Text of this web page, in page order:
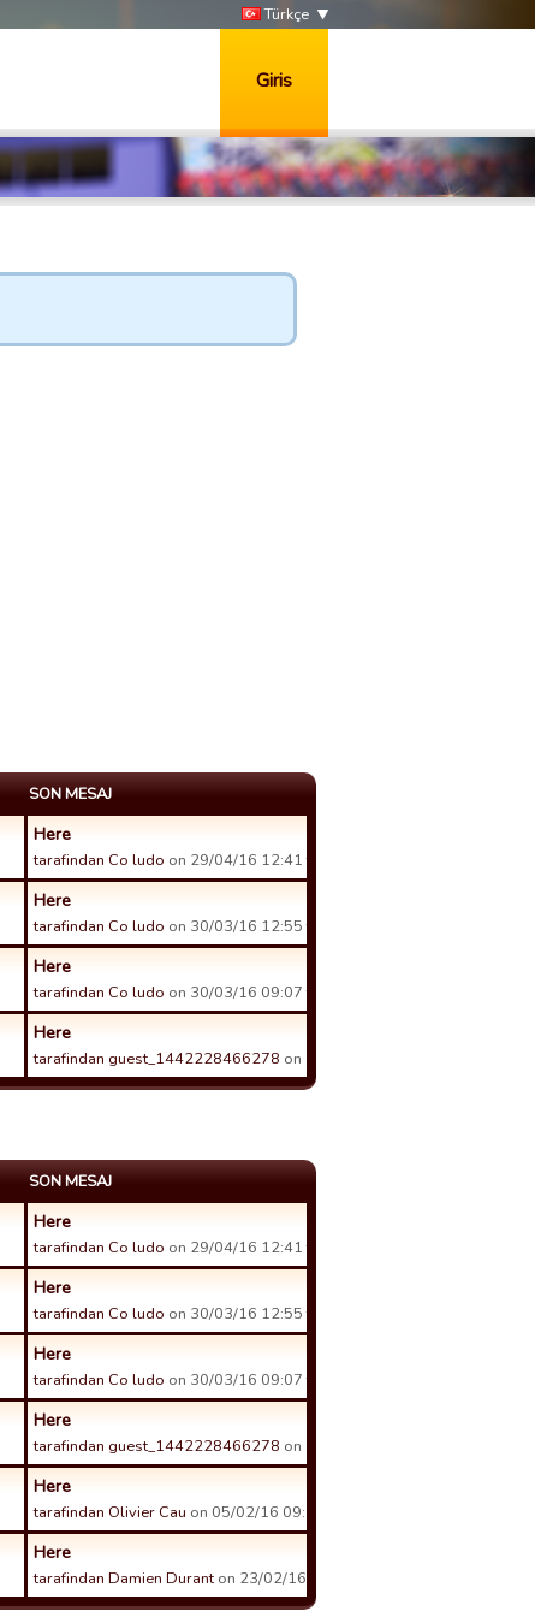
Türkçe
Giris
SON MESAJ
Here
tarafindan Co ludo on 29/04/16 12:41 tarihinde.
Here
tarafindan Co ludo on 30/03/16 12:55 tarihinde.
Here
tarafindan Co ludo on 30/03/16 09:07 tarihinde.
Here
tarafindan guest_1442228466278 on 15/03/16 21:00 tarihinde.
SON MESAJ
Here
tarafindan Co ludo on 29/04/16 12:41 tarihinde.
Here
tarafindan Co ludo on 30/03/16 12:55 tarihinde.
Here
tarafindan Co ludo on 30/03/16 09:07 tarihinde.
Here
tarafindan guest_1442228466278 on 15/03/16 21:00 tarihinde.
Here
tarafindan Olivier Cau on 05/02/16 09:12 tarihinde.
Here
tarafindan Damien Duranton 23/02/16 15:41 tarihinde.